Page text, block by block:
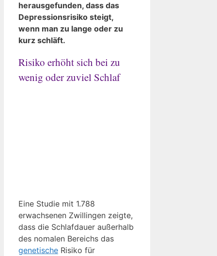
herausgefunden, dass das
Depressionsrisiko steigt,
wenn man zu lange oder zu
kurz schläft.
Risiko erhöht sich bei zu
wenig oder zuviel Schlaf
Eine Studie mit 1.788
erwachsenen Zwillingen zeigte,
dass die Schlafdauer außerhalb
des nomalen Bereichs das
genetische Risiko für